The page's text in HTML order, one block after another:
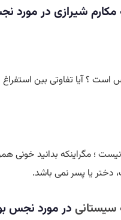
مکارم شیرازی در مورد
است ؟ آیا تفاوتى بین
؛ مگراینکه بدانید خونی
دختر یا پسر نمی باشد.
سیستانیدر مورد نجس